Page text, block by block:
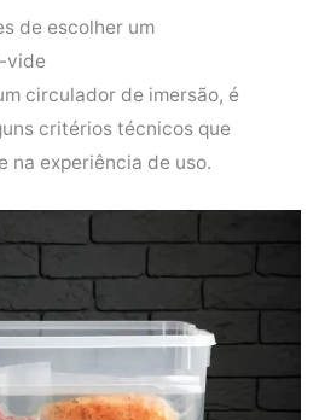
de escolher um
vide
circulador de imersão, é
critérios técnicos que
na experiência de uso.